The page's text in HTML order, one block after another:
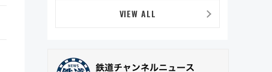
らし過ぎる朝
VIEW ALL